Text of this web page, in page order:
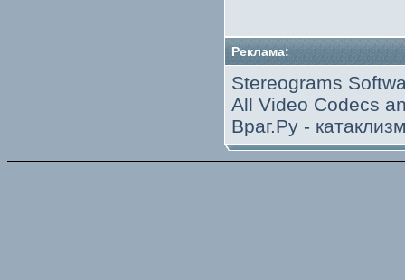
Реклама:
Stereograms
All Video Codecs
Враг.Ру -